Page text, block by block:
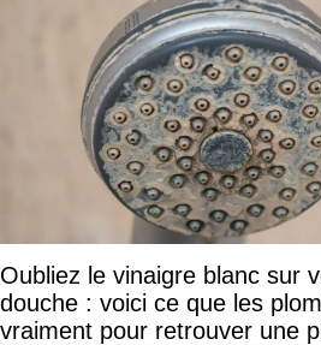
Oubliez le vinaigre blanc sur
douche : voici ce que les
vraiment pour retrouver une